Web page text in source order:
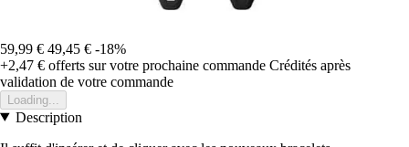
59,99 € 49,45 € -18%
+2,47 € offerts sur votre prochaine commande Crédités après
validation de votre commande
Loading...
Description